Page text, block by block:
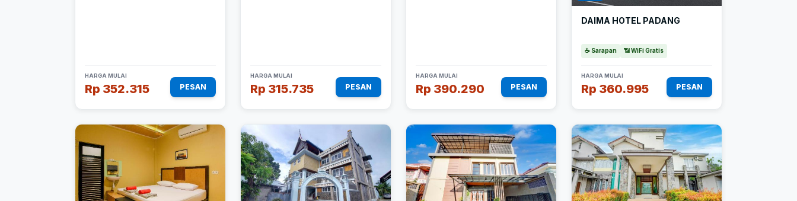
HARGA MULAI
Rp 352.315 PESAN
HARGA MULAI
Rp 315.735 PESAN
HARGA MULAI
Rp 390.290 PESAN
DAIMA HOTEL PADANG
☕ Sarapan 📶 WiFi Gratis
HARGA MULAI
Rp 360.995 PESAN